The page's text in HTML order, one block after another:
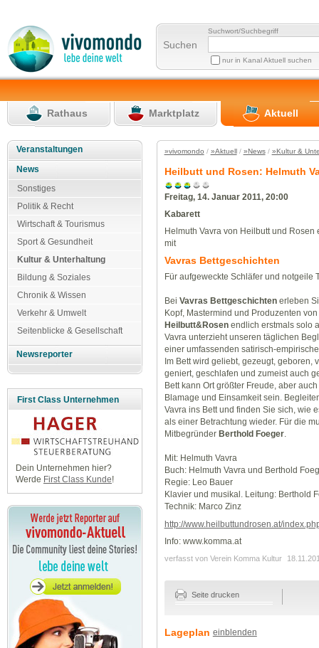
Suchen
Suchwort/Suchbegriff
nur in Kanal Aktuell suchen
Rathaus Marktplatz Aktuell
Veranstaltungen
News
Sonstiges
Politik & Recht
Wirtschaft & Tourismus
Sport & Gesundheit
Kultur & Unterhaltung
Bildung & Soziales
Chronik & Wissen
Verkehr & Umwelt
Seitenblicke & Gesellschaft
Newsreporter
First Class Unternehmen
Dein Unternehmen hier?
Werde First Class Kunde!
»vivomondo / »Aktuell/ »News/ »Kultur &
Heilbutt und Rosen: Helmuth
Freitag, 14. Januar 2011, 20:00
Kabarett
Helmuth Vavra von Heilbutt und Rosen
mit
Vavras Bettgeschichten
Für aufgeweckte Schläfer und notgeile
Bei Vavras Bettgeschichtenerleben
Kopf, Mastermind und Produzenten von
Heilbutt&Rosenendlich erstmals solo
Vavra unterzieht unseren täglichen
einer umfassenden satirisch-
Im Bett wird geliebt, gezeugt, geboren,
geniert, geschlafen und zumeist auch
Bett kann Ort größter Freude, aber
Blamage und Einsamkeit sein.
Vavra ins Bett und finden Sie sich, wie
als einer Betrachtung wieder. Für die
Mitbegründer Berthold Foeger.
Mit: Helmuth Vavra
Buch: Helmuth Vavra und Berthold
Regie: Leo Bauer
Klavier und musikal. Leitung: Berthold
Technik: Marco Zinz
http://www.heilbuttundrosen.at/
Info: www.komma.at
verfasst von Verein Komma Kultur
Seite drucken
Lageplan einblenden